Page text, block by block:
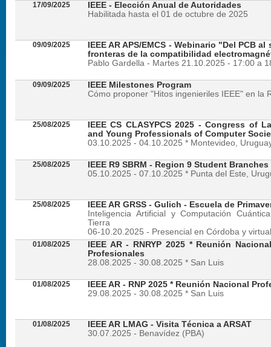
17/09/2025
IEEE - Elección Anual de Autoridades
Habilitada hasta el 01 de octubre de 2025
09/09/2025
IEEE AR APS/EMCS - Webinario "Del PCB
fronteras de la compatibilidad
Pablo Gardella - Martes 21.10.2025 - 17:00 a
09/09/2025
IEEE Milestones Program
Cómo proponer "Hitos ingenieriles IEEE" en la
25/08/2025
IEEE CS CLASYPCS 2025 - Congress of
and Young Professionals of Computer
03.10.2025 - 04.10.2025 * Montevideo,
25/08/2025
IEEE R9 SBRM - Region 9 Student
05.10.2025 - 07.10.2025 * Punta del Este,
25/08/2025
IEEE AR GRSS - Gulich - Escuela de
Inteligencia Artificial y Computación
Tierra
06-10.20.2025 - Presencial en Córdoba y virtual
01/08/2025
IEEE AR - RNRYP 2025 * Reunión
Profesionales
28.08.2025 - 30.08.2025 * San Luis
01/08/2025
IEEE AR - RNP 2025 * Reunión Nacional
29.08.2025 - 30.08.2025 * San Luis
01/08/2025
IEEE AR LMAG - Visita Técnica a ARSAT
30.07.2025 - Benavídez (PBA)